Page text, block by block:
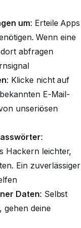
um: Erteile Apps
Wenn eine
abfragen
: Klicke nicht auf
E-Mail-
unseriösen
:
Hackern leichter,
Ein zuverlässiger
Daten: Selbst
gehen deine